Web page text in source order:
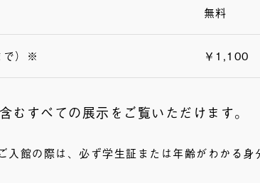
無料
で）※ ￥1,100
すべての展示をご覧いただけます。
入館の際は、必ず学生証または年齢がわかる